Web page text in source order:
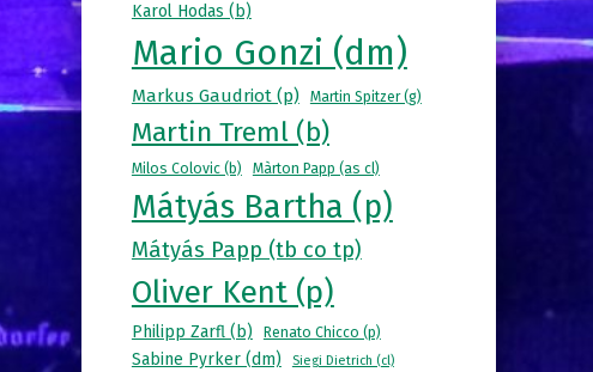
Karol Hodas (b)
Mario Gonzi (dm)
Markus Gaudriot (p) Martin Spitzer (g)
Martin Treml (b)
Milos Colovic (b) Màrton Papp (as cl)
Mátyás Bartha (p)
Mátyás Papp (tb co tp)
Oliver Kent (p)
Philipp Zarfl (b) Renato Chicco (p)
Sabine Pyrker (dm) Siegi Dietrich (cl)